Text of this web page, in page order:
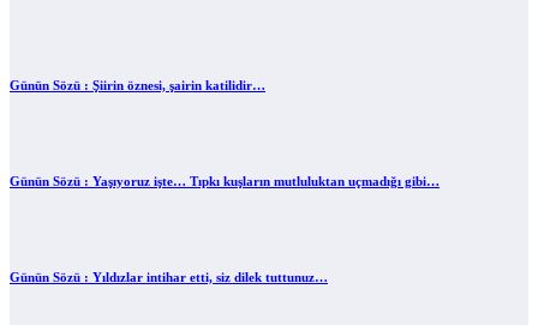
Günün Sözü : Şiirin öznesi, şairin katilidir…
Günün Sözü : Yaşıyoruz işte… Tıpkı kuşların mutluluktan uçmadığı gibi…
Günün Sözü : Yıldızlar intihar etti, siz dilek tuttunuz…